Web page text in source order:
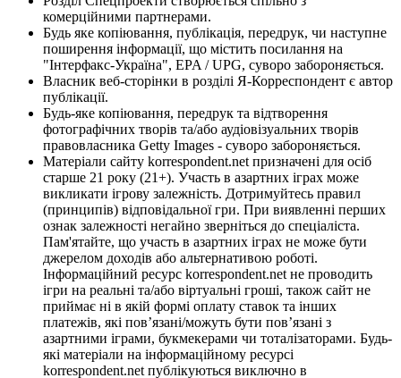
комерційними партнерами.
Будь яке копіювання, публікація, передрук, чи наступне
поширення інформації, що містить посилання на
"Інтерфакс-Україна", EPA / UPG, суворо забороняється.
Власник веб-сторінки в розділі Я-Корреспондент є автор
публікації.
Будь-яке копіювання, передрук та відтворення
фотографічних творів та/або аудіовізуальних творів
правовласника Getty Images - суворо забороняється.
Матеріали сайту korrespondent.net призначені для осіб
старше 21 року (21+). Участь в азартних іграх може
викликати ігрову залежність. Дотримуйтесь правил
(принципів) відповідальної гри. При виявленні перших
ознак залежності негайно зверніться до спеціаліста.
Пам'ятайте, що участь в азартних іграх не може бути
джерелом доходів або альтернативою роботі.
Інформаційний ресурс korrespondent.net не проводить
ігри на реальні та/або віртуальні гроші, також сайт не
приймає ні в якій формі оплату ставок та інших
платежів, які пов’язані/можуть бути пов’язані з
азартними іграми, букмекерами чи тоталізаторами. Будь-
які матеріали на інформаційному ресурсі
korrespondent.net публікуються виключно в